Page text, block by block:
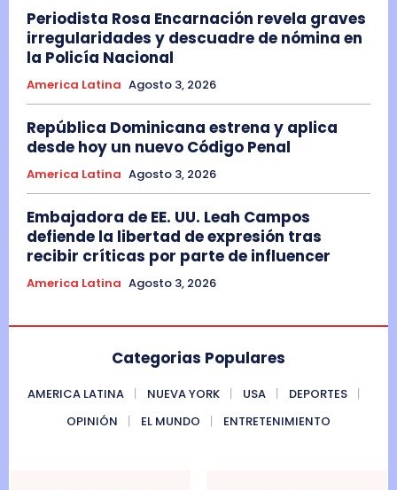
Periodista Rosa Encarnación revela graves
irregularidades y descuadre de nómina en
la Policía Nacional
America Latina Agosto 3, 2026
República Dominicana estrena y aplica
desde hoy un nuevo Código Penal
America Latina Agosto 3, 2026
Embajadora de EE. UU. Leah Campos
defiende la libertad de expresión tras
recibir críticas por parte de influencer
America Latina Agosto 3, 2026
Categorias Populares
AMERICA LATINA NUEVA YORK USA
DEPORTES
OPINIÓN
EL MUNDO ENTRETENIMIENTO